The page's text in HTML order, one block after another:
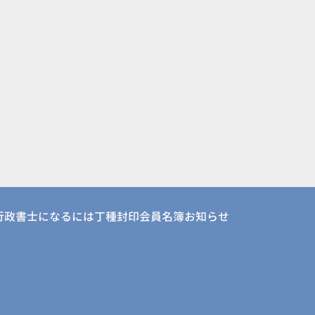
政書士になるには丁種封印会員名簿お知らせ